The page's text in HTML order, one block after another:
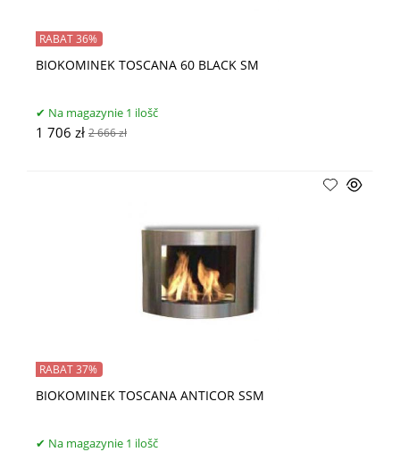
BIOKOMINEK TOSCANA 60 BLACK SM
RABAT 36%
Na magazynie 1 ilošč
1 706 zł 2 666 zł
BIOKOMINEK TOSCANA ANTICOR SSM
RABAT 37%
Na magazynie 1 ilošč